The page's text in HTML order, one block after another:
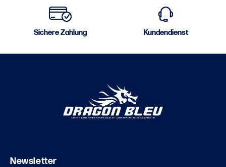
Sichere Zahlung Kundendienst
Newsletter